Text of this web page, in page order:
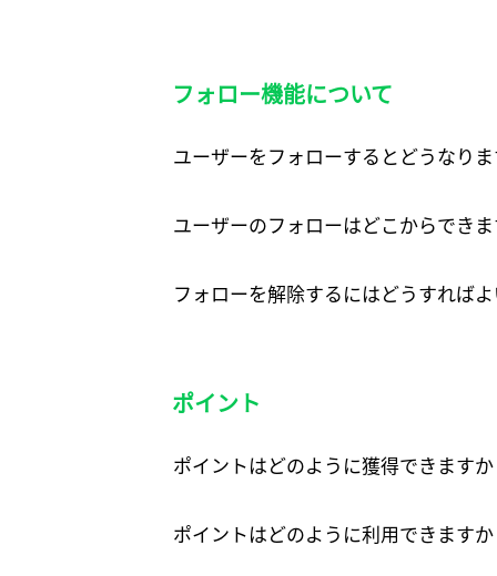
フォロー機能について
ユーザーをフォローするとどうなり
ユーザーのフォローはどこからでき
フォローを解除するにはどうすれば
ポイント
ポイントはどのように獲得できます
ポイントはどのように利用できます